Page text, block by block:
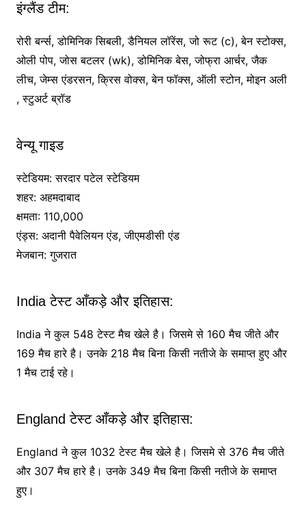
इंग्लैंड टीम:
रोरी बर्न्स, डोमिनिक सिबली, डैनियल लॉरेंस, जो रूट (c), बेन स्टोक्स,
ओली पोप, जोस बटलर (wk), डोमिनिक बेस, जोफ्रा आर्चर, जैक
लीच, जेम्स एंडरसन, क्रिस वोक्स, बेन फॉक्स, ऑली स्टोन, मोइन अली
, स्टुअर्ट ब्रॉड
वेन्यू गाइड
स्टेडियम: सरदार पटेल स्टेडियम
शहर: अहमदाबाद
क्षमता: 110,000
एंड्स: अदानी पैवेलियन एंड, जीएमडीसी एंड
मेजबान: गुजरात
India टेस्ट आँकड़े और इतिहास:
India ने कुल 548 टेस्ट मैच खेले है। जिसमे से 160 मैच जीते और
169 मैच हारे है। उनके 218 मैच बिना किसी नतीजे के समाप्त हुए और
1 मैच टाई रहे।
England टेस्ट आँकड़े और इतिहास:
England ने कुल 1032 टेस्ट मैच खेले है। जिसमे से 376 मैच जीते
और 307 मैच हारे है। उनके 349 मैच बिना किसी नतीजे के समाप्त
हुए।